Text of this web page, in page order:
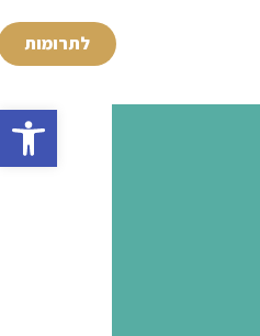
פתח
לתרומות